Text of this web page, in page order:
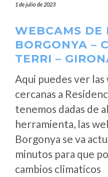
1 de julio de 2023
WEBCAMS DE
BORGONYA –
TERRI –
Aqui puedes ver las
cercanas a
tenemos dadas de
herramienta, las
Borgonya se va
minutos para que
cambios climaticos